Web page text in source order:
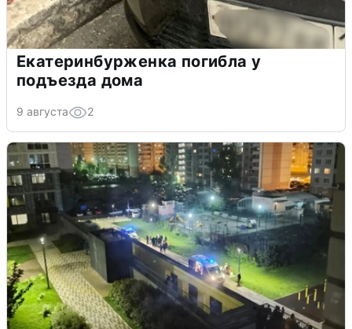
Екатеринбурженка погибла у
подъезда дома
9 августа 2